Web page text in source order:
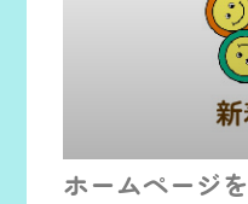
ホームページ